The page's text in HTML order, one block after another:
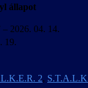
állapot
– 2026. 04. 14.
19.
2,